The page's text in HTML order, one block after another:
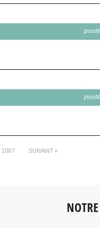
1067 SUIVANT »